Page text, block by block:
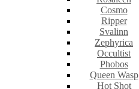
Cosmo
Ripper
Svalinn
Zephyrica
Occultist
Phobos
Queen Wasp
Hot Shot